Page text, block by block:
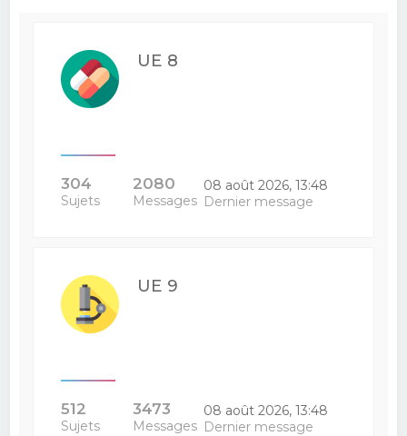
UE 8
304
Sujets
2080
Messages
08 août 2026, 13:48
Dernier message
UE 9
512
Sujets
3473
Messages
08 août 2026, 13:48
Dernier message